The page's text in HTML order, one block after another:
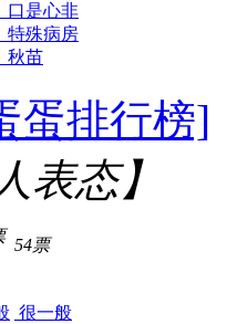
口是心非
特殊病房
秋苗
蛋排行榜]
表态】
54票
很一般